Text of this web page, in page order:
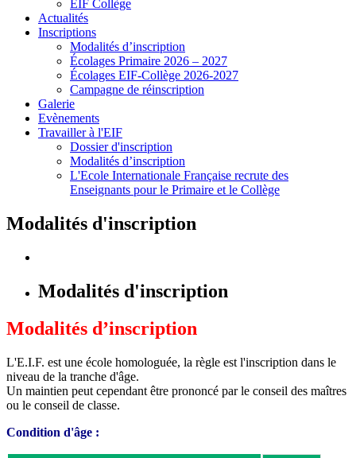
EIF Collège
Actualités
Inscriptions
Modalités d’inscription
Écolages Primaire 2026 – 2027
Écolages EIF-Collège 2026-2027
Campagne de réinscription
Galerie
Evènements
Travailler à l'EIF
Dossier d'inscription
Modalités d’inscription
L'Ecole Internationale Française recrute des
Enseignants pour le Primaire et le Collège
Modalités d'inscription
Modalités d'inscription
Modalités d’inscription
L'E.I.F. est une école homologuée, la règle est l'inscription dans le
niveau de la tranche d'âge.
Un maintien peut cependant être prononcé par le conseil des maîtres
ou le conseil de classe.
Condition d'âge :